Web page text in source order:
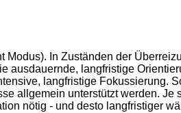
In Zuständen der
ausdauernde, langfristige
langfristige Fokussierung.
allgemein unterstützt werden. Je
nötig - und desto langfristiger